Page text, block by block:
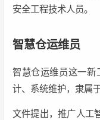
安全工程技术人员。
智慧仓运维员
智慧仓运维员这一新
计、系统维护，隶属
文件提出，推广人工